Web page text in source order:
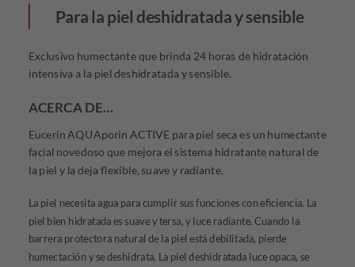
Para la piel deshidratada y sensible
Exclusivo humectante que brinda 24 horas de hidratación
intensiva a la piel deshidratada y sensible.
ACERCA DE…
Eucerin AQUAporin ACTIVE para piel seca es un humectante
facial novedoso que mejora el sistema hidratante natural de
la piel y la deja flexible, suave y radiante.
La piel necesita agua para cumplir sus funciones con eficiencia. La
piel bien hidratada es suave y tersa, y luce radiante. Cuando la
barrera protectora natural de la piel está debilitada, pierde
humectación y se deshidrata. La piel deshidratada luce opaca, se